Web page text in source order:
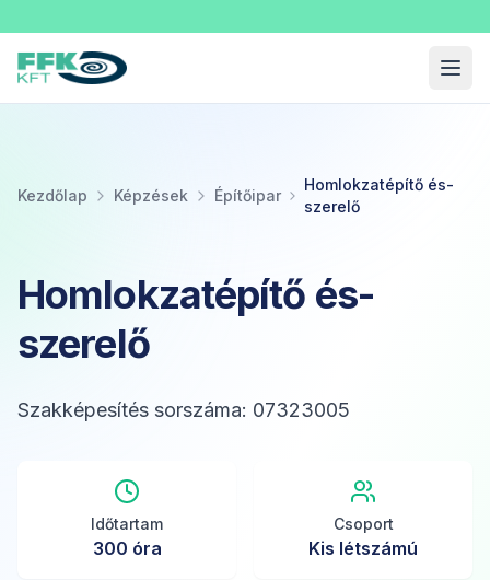
Fekete Felnőttképzési Kft.
Kezdőlap Képzések Építőipar
Homlokzatépítő és-
szerelő
Homlokzatépítő és-
szerelő
Szakképesítés sorszáma: 07323005
Időtartam
300 óra
Csoport
Kis létszámú